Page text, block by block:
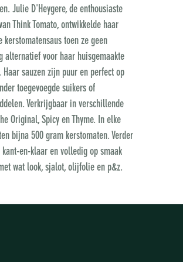
Julie D'Heygere, de enthousiaste
Think Tomato, ontwikkelde haar
kerstomatensaus toen ze geen
alternatief voor haar huisgemaakte
Haar sauzen zijn puur en perfect op
toegevoegde suikers of
Verkrijgbaar in verschillende
Original, Spicy en Thyme. In elke
bijna 500 gram kerstomaten. Verder
kant-en-klaar en volledig op smaak
wat look, sjalot, olijfolie en p&z.